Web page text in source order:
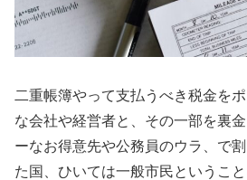
二重帳簿やって支払うべき税金を
な会社や経営者と、その一部を裏
ーなお得意先や公務員のウラ、で
た国、ひいては一般市民というこ